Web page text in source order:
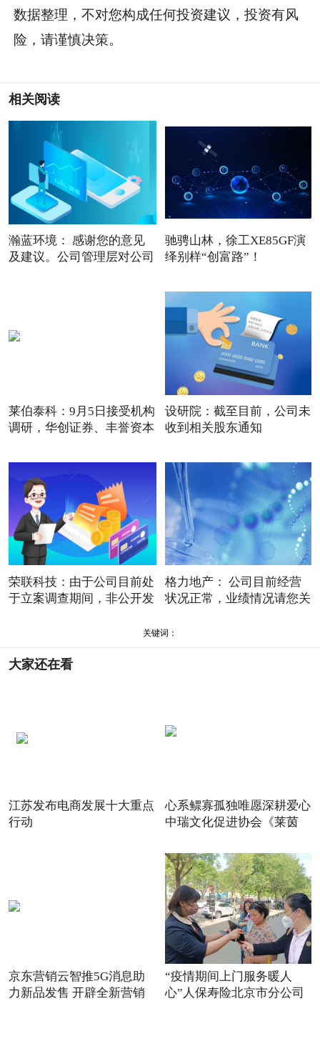
数据整理，不对您构成任何投资建议，投资有风
险，请谨慎决策。
相关阅读
瀚蓝环境： 感谢您的意见
及建议。公司管理层对公司
驰骋山林，徐工XE85GF演
绎别样“创富路”！
莱伯泰科：9月5日接受机构
调研，华创证券、丰誉资本
设研院：截至目前，公司未
收到相关股东通知
荣联科技：由于公司目前处
于立案调查期间，非公开发
格力地产： 公司目前经营
状况正常，业绩情况请您关
关键词：
大家还在看
江苏发布电商发展十大重点
行动
心系鳏寡孤独唯愿深耕爱心
中瑞文化促进协会《莱茵
京东营销云智推5G消息助
力新品发售 开辟全新营销
“疫情期间上门服务暖人
心”人保寿险北京市分公司